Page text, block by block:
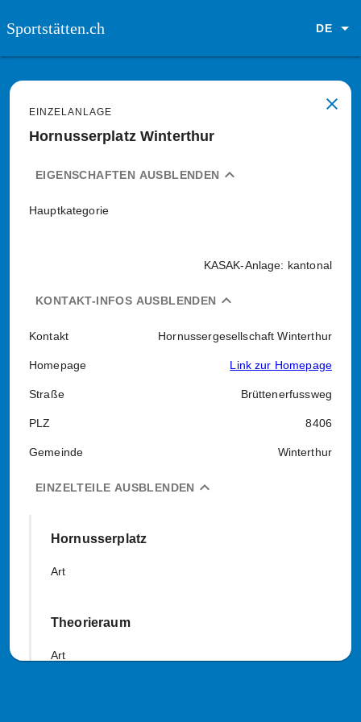
Sportstätten.ch DE
close
EINZELANLAGE
Hornusserplatz Winterthur
expand_less
EIGENSCHAFTEN AUSBLENDEN
Hauptkategorie
KASAK-Anlage: kantonal
expand_less
KONTAKT-INFOS AUSBLENDEN
Kontakt Hornussergesellschaft Winterthur
Homepage Link zur Homepage
Straße Brüttenerfussweg
PLZ 8406
Gemeinde Winterthur
expand_less
EINZELTEILE AUSBLENDEN
Hornusserplatz
Art
Theorieraum
Art